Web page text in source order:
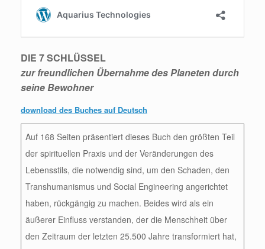
DIE 7 SCHLÜSSEL
zur freundlichen Übernahme des Planeten durch
seine Bewohner
download des Buches auf Deutsch
Auf 168 Seiten präsentiert dieses Buch den größten Teil
der spirituellen Praxis und der Veränderungen des
Lebensstils, die notwendig sind, um den Schaden, den
Transhumanismus und Social Engineering angerichtet
haben, rückgängig zu machen. Beides wird als ein
äußerer Einfluss verstanden, der die Menschheit über
den Zeitraum der letzten 25.500 Jahre transformiert hat,